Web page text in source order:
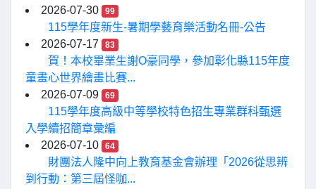
2026-07-30
99
115學年度新生-暑期學藝育樂活動名冊-公告
2026-07-17
83
賀！本校畢業生謝O豪同學，參加彰化縣115年度
童畫心世界繪畫比賽...
2026-07-09
69
115學年度高級中等學校特色招生專業群科甄選
入學續招簡章彙編
2026-07-10
64
財團法人隆中向上教育基金會辦理「2026從思辨
到行動：第三屆怪咖...